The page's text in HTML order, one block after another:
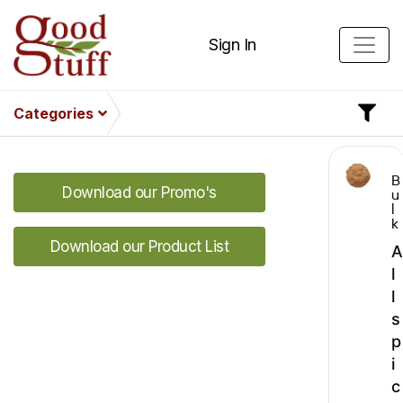
Sign In
Categories
Download our Promo's
Download our Product List
B
u
l
k
A
l
l
s
p
i
c